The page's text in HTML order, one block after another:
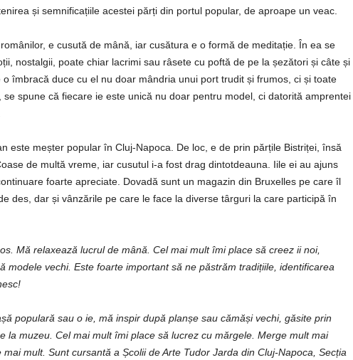
și semnificațiile acestei părți din portul popular, de aproape un veac.
e cusută de mână, iar cusătura e o formă de meditație. În ea se
nostalgii, poate chiar lacrimi sau râsete cu poftă de pe la șezători și câte și
îmbracă duce cu el nu doar mândria unui port trudit și frumos, ci și toate
se spune că fiecare ie este unică nu doar pentru model, ci datorită amprentei
este meșter popular în Cluj-Napoca. De loc, e de prin părțile Bistriței, însă
de multă vreme, iar cusutul i-a fost drag dintotdeauna. Iile ei au ajuns
foarte apreciate. Dovadă sunt un magazin din Bruxelles pe care îl
des, dar și vânzările pe care le face la diverse târguri la care participă în
Mă relaxează lucrul de mână. Cel mai mult îmi place să creez ii noi,
modele vechi. Este foarte important să ne păstrăm tradițiile, identificarea
populară sau o ie, mă inspir după planșe sau cămăși vechi, găsite prin
la muzeu. Cel mai mult îmi place să lucrez cu mărgele. Merge mult mai
mult. Sunt cursantă a Școlii de Arte Tudor Jarda din Cluj-Napoca, Secția